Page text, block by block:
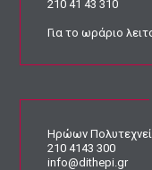
210 41 43 310
Για το ωράριο
Ηρώων
210 4143 300
info@dithepi.gr